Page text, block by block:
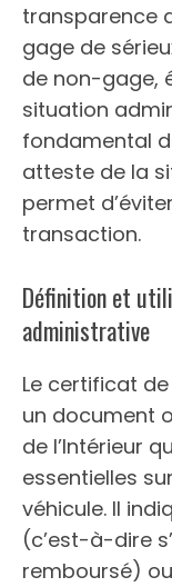
transparence
gage de
de non-gage,
situation
fondamental
atteste de la
permet
transaction.
Définition et
administrative
Le certificat
un document
de l’Intérieur
essentielles
véhicule. Il
(c’est-à-dire
remboursé)